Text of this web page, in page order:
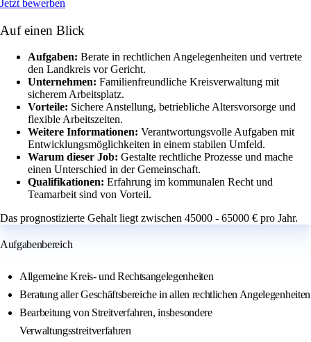
Jetzt bewerben
Auf einen Blick
Aufgaben: Berate in rechtlichen Angelegenheiten und vertrete
den Landkreis vor Gericht.
Unternehmen: Familienfreundliche Kreisverwaltung mit
sicherem Arbeitsplatz.
Vorteile: Sichere Anstellung, betriebliche Altersvorsorge und
flexible Arbeitszeiten.
Weitere Informationen: Verantwortungsvolle Aufgaben mit
Entwicklungsmöglichkeiten in einem stabilen Umfeld.
Warum dieser Job: Gestalte rechtliche Prozesse und mache
einen Unterschied in der Gemeinschaft.
Qualifikationen: Erfahrung im kommunalen Recht und
Teamarbeit sind von Vorteil.
Das prognostizierte Gehalt liegt zwischen 45000 - 65000 € pro Jahr.
Aufgabenbereich
Allgemeine Kreis- und Rechtsangelegenheiten
Beratung aller Geschäftsbereiche in allen rechtlichen Angelegenheiten
Bearbeitung von Streitverfahren, insbesondere
Verwaltungsstreitverfahren